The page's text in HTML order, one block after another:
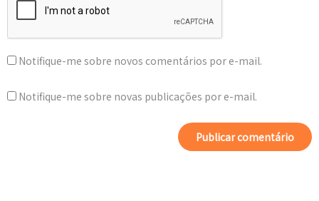
Notifique-me sobre novos comentários por e-mail.
Notifique-me sobre novas publicações por e-mail.